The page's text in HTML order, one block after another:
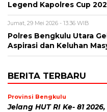
Legend Kapolres Cup
Jumat, 29 Mei 2026 - 13:36 WIB
Polres Bengkulu Utara
Aspirasi dan Keluhan
BERITA TERBARU
Provinsi Bengkulu
Jelang HUT RI Ke- 81